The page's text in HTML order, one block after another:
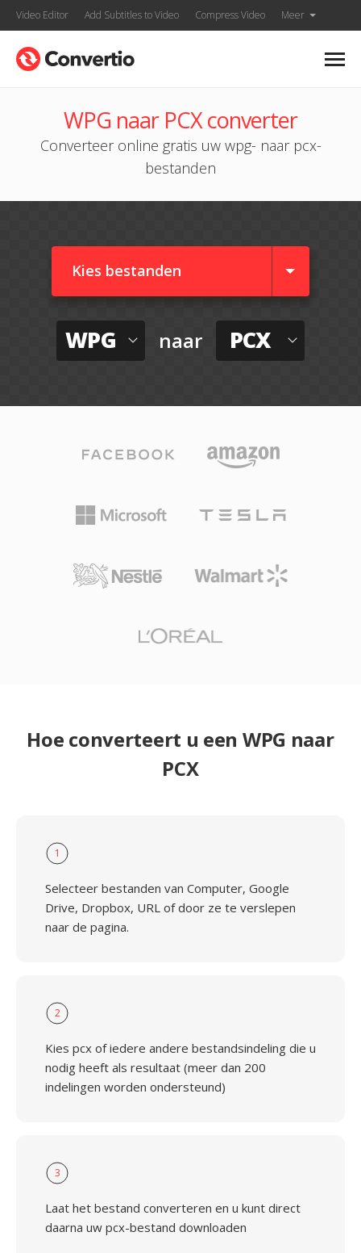
Video Editor Add Subtitles to Video Compress Video Meer
WPG naar PCX converter
Converteer online gratis uw wpg- naar pcx-
bestanden
Kies bestanden
WPG naar PCX
Hoe converteert u een WPG naar
PCX
1
Selecteer bestanden van Computer, Google
Drive, Dropbox, URL of door ze te verslepen
naar de pagina.
2
Kies pcx of iedere andere bestandsindeling die u
nodig heeft als resultaat (meer dan 200
indelingen worden ondersteund)
3
Laat het bestand converteren en u kunt direct
daarna uw pcx-bestand downloaden